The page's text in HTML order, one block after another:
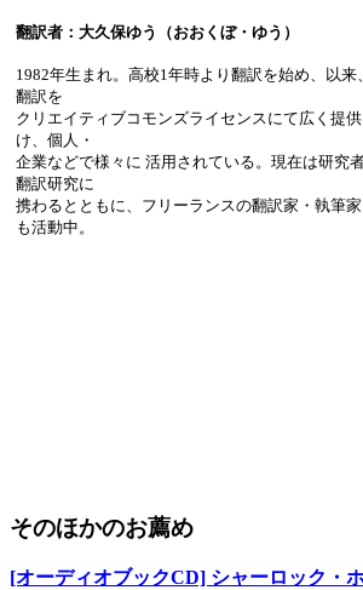
翻訳者：大久保ゆう（おおくぼ・ゆう）
1982年生まれ。高校1年時より翻訳を始め、以来
翻訳を
クリエイティブコモンズライセンスにて広く提
け、個人・
企業などで様々に 活用されている。現在は研究
翻訳研究に
携わるとともに、フリーランスの翻訳家・執筆
も活動中。
そのほかのお薦め
[オーディオブックCD] シャーロック・